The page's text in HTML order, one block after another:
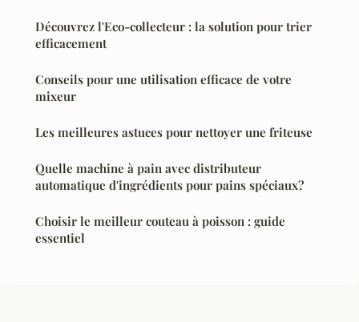
Découvrez l'Eco-collecteur : la solution pour trier
efficacement
Conseils pour une utilisation efficace de votre
mixeur
Les meilleures astuces pour nettoyer une friteuse
Quelle machine à pain avec distributeur
automatique d'ingrédients pour pains spéciaux?
Choisir le meilleur couteau à poisson : guide
essentiel